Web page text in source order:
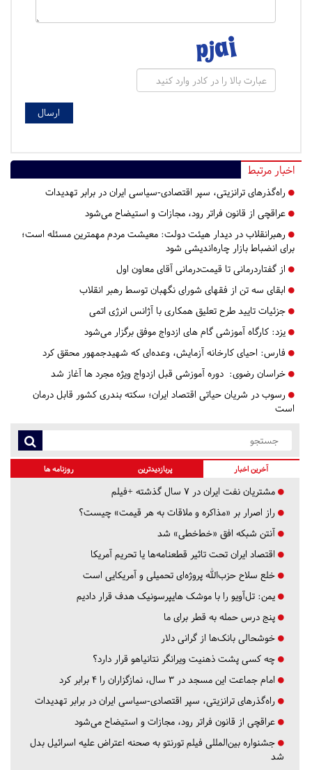
اخبار مرتبط
راه‌گذرهای ترانزیتی، سپر اقتصادی-سیاسی ایران در برابر تهدیدات
عراقچی از قانون فراتر رود، مجازات و استیضاح می‌شود
رهبرانقلاب در دیدار هیئت دولت: معیشت مردم مهمترین مسئله است؛
برای انضباط بازار چاره‌اندیشی شود
از گفتاردرمانی تا قیمت‌درمانی آقای معاون اول
ابقای سه تن از فقهای شورای نگهبان توسط رهبر انقلاب
جزئیات تایید طرح تعلیق همکاری با آژانس انرژی اتمی
یزد: کارگاه آموزشی گام های ازدواج موفق برگزار می‌شود
فارس: احیای کارخانه آزمایش، وعده‌ای که شهیدجمهور محقق کرد
خراسان رضوی: دوره آموزشی قبل ازدواج ویژه مجرد ها آغاز شد
رسوب در شریان حیاتی اقتصاد ایران؛ سکته بندری کشور قابل درمان
است
آخرین اخبار پربازدیدترین روزنامه ها
مشتریان نفت ایران در ۷ سال گذشته +فیلم
راز اصرار بر «مذاکره و ملاقات به هر قیمت» چیست؟
آنتن شبکه افق «خط‌خطی» شد
اقتصاد ایران تحت تاثیر قطعنامه‌ها یا تحریم‌ آمریکا
خلع سلاح حزب‌الله پروژه‌ای تحمیلی و آمریکایی است
یمن: تل‌آویو را با موشک هایپرسونیک هدف قرار دادیم
پنج درس‌ حمله به قطر برای ما
خوشحالی بانک‌ها از گرانی دلار
چه کسی پشت ذهنیت ویرانگر نتانیاهو قرار دارد؟
امام جماعت این مسجد در ۳ سال، نمازگزاران را ۴ برابر کرد
راه‌گذرهای ترانزیتی، سپر اقتصادی-سیاسی ایران در برابر تهدیدات
عراقچی از قانون فراتر رود، مجازات و استیضاح می‌شود
جشنواره بین‌المللی فیلم تورنتو به صحنه اعتراض علیه اسرائیل بدل
شد